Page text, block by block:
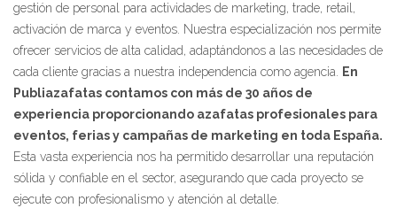
gestión de personal para actividades de marketing, trade, retail,
activación de marca y eventos. Nuestra especialización nos permite
ofrecer servicios de alta calidad, adaptándonos a las necesidades de
cada cliente gracias a nuestra independencia como agencia. En
Publiazafatas contamos con más de 30 años de
experiencia proporcionando azafatas profesionales para
eventos, ferias y campañas de marketing en toda España.
Esta vasta experiencia nos ha permitido desarrollar una reputación
sólida y confiable en el sector, asegurando que cada proyecto se
ejecute con profesionalismo y atención al detalle.